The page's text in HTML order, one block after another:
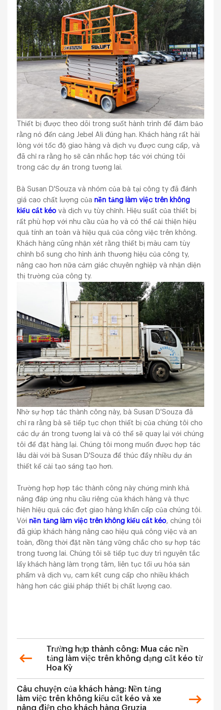
Thiết bị được theo dõi trong suốt hành trình để đảm bảo
rằng nó đến cảng Jebel Ali đúng hạn. Khách hàng rất hài
lòng với tốc độ giao hàng và dịch vụ được cung cấp, và
đã chỉ ra rằng họ sẽ cân nhắc hợp tác với chúng tôi
trong các dự án trong tương lai.
Bà Susan D'Souza và nhóm của bà tại công ty đã đánh
giá cao chất lượng củanền tảng làm việc trên không
kiểu cắt kéo và dịch vụ tùy chỉnh. Hiệu suất của thiết bị
rất phù hợp với nhu cầu của họ và có thể cải thiện hiệu
quả tính an toàn và hiệu quả của công việc trên không.
Khách hàng cũng nhận xét rằng thiết bị màu cam tùy
chỉnh bổ sung cho hình ảnh thương hiệu của công ty,
nâng cao hơn nữa cảm giác chuyên nghiệp và nhận diện
thị trường của công ty.
Nhờ sự hợp tác thành công này, bà Susan D'Souza đã
chỉ ra rằng bà sẽ tiếp tục chọn thiết bị của chúng tôi cho
các dự án trong tương lai và có thể sẽ quay lại với chúng
tôi để đặt hàng lại. Chúng tôi mong muốn được hợp tác
lâu dài với bà Susan D'Souza để thúc đẩy nhiều dự án
thiết kế cải tạo sáng tạo hơn.
Trường hợp hợp tác thành công này chứng minh khả
năng đáp ứng nhu cầu riêng của khách hàng và thực
hiện hiệu quả các đợt giao hàng khẩn cấp của chúng tôi.
Vớinền tảng làm việc trên không kiểu cắt kéo, chúng tôi
đã giúp khách hàng nâng cao hiệu quả công việc và an
toàn, đồng thời đặt nền tảng vững chắc cho sự hợp tác
trong tương lai. Chúng tôi sẽ tiếp tục duy trì nguyên tắc
lấy khách hàng làm trọng tâm, liên tục tối ưu hóa sản
phẩm và dịch vụ, cam kết cung cấp cho nhiều khách
hàng hơn các giải pháp thiết bị chất lượng cao.
Trường hợp thành công: Mua các nền
tảng làm việc trên không dạng cắt kéo từ
Hoa Kỳ
Câu chuyện của khách hàng: Nền tảng
làm việc trên không kiểu cắt kéo và xe
nâng điện cho khách hàng Gruzia